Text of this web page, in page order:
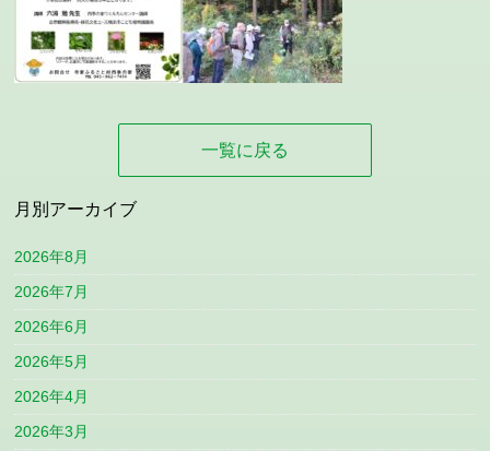
一覧に戻る
月別アーカイブ
2026年8月
2026年7月
2026年6月
2026年5月
2026年4月
2026年3月